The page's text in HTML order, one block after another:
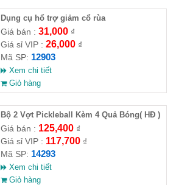
Dụng cụ hổ trợ giảm cổ rùa
Giá bán : 31,000₫
Giá sỉ VIP : 26,000₫
Mã SP: 12903
Xem chi tiết
Giỏ hàng
Bộ 2 Vợt Pickleball Kèm 4 Quả Bóng( HĐ )
Giá bán : 125,400₫
Giá sỉ VIP : 117,700₫
Mã SP: 14293
Xem chi tiết
Giỏ hàng